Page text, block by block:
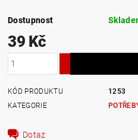
Dostupnost
39 Kč
KÓD PRODUKTU
1253
KATEGORIE
Dotaz